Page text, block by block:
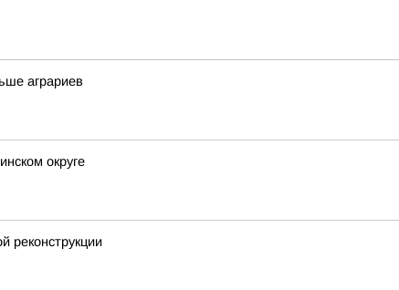
аграриев
округе
реконструкции